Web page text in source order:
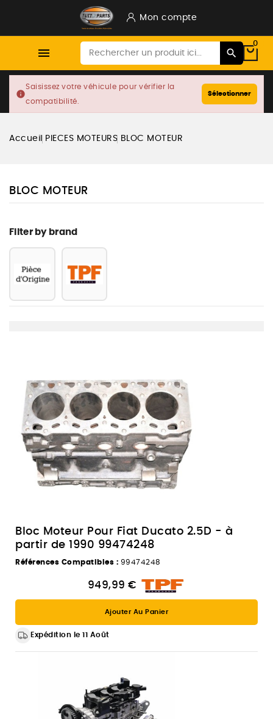
Mon compte

0
info
Saisissez votre véhicule pour vérifier la
compatibilité.
Sélectionner
Accueil PIECES MOTEURS BLOC MOTEUR
BLOC MOTEUR
Filter by brand
Bloc Moteur Pour Fiat Ducato 2.5D - à
partir de 1990 99474248
Références Compatibles : 99474248
949,99 €
Ajouter Au Panier
Expédition le 11 Août